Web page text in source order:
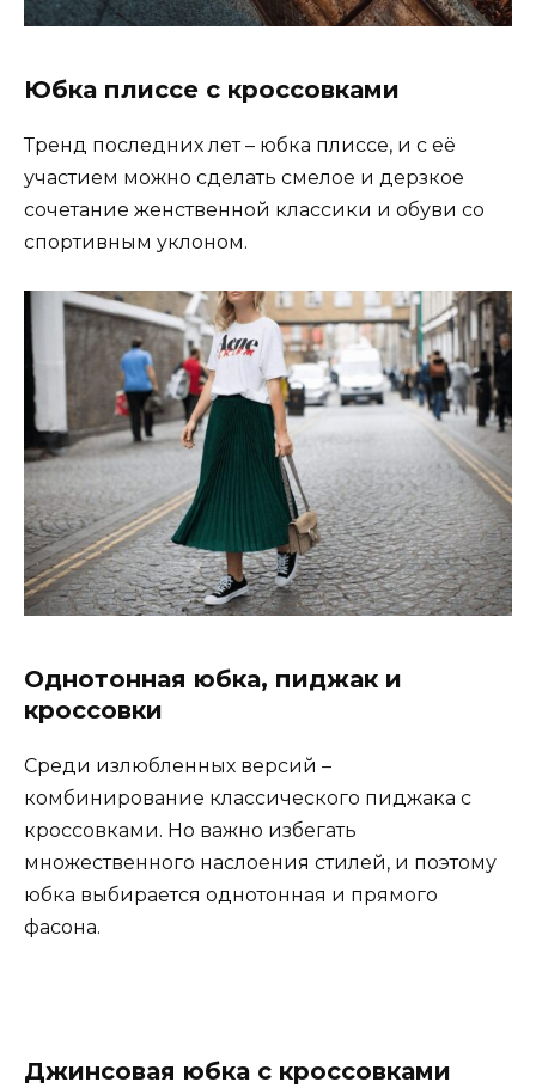
Юбка плиссе с кроссовками
Тренд последних лет – юбка плиссе, и с её
участием можно сделать смелое и дерзкое
сочетание женственной классики и обуви со
спортивным уклоном.
Однотонная юбка, пиджак и
кроссовки
Среди излюбленных версий –
комбинирование классического пиджака с
кроссовками. Но важно избегать
множественного наслоения стилей, и поэтому
юбка выбирается однотонная и прямого
фасона.
Джинсовая юбка с кроссовками